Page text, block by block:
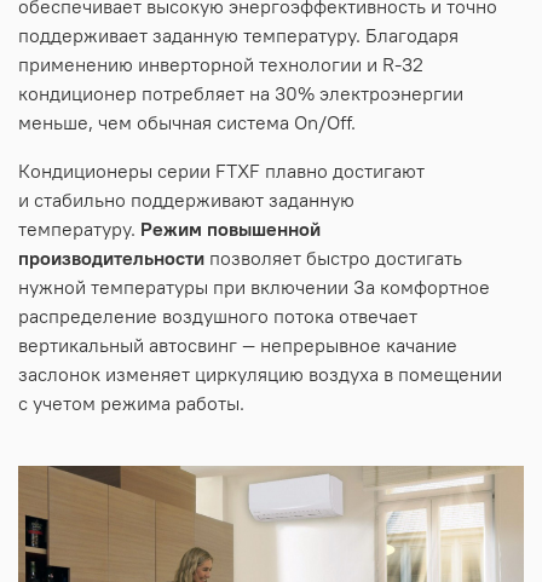
обеспечивает высокую энергоэффективность и точно
поддерживает заданную температуру. Благодаря
применению инверторной технологии и R-32
кондиционер потребляет на 30% электроэнергии
меньше, чем обычная система On/Off.
Кондиционеры серии FTXF плавно достигают
и стабильно поддерживают заданную
температуру. Режим повышенной
производительности позволяет быстро достигать
нужной температуры при включении За комфортное
распределение воздушного потока отвечает
вертикальный автосвинг — непрерывное качание
заслонок изменяет циркуляцию воздуха в помещении
с учетом режима работы.